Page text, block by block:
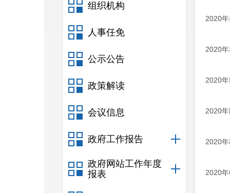
组织机构
人事任免
公示公告
政策解读
会议信息
政府工作报告
政府网站工作年度
报表
2020
2020
2020
2020
2020
2020